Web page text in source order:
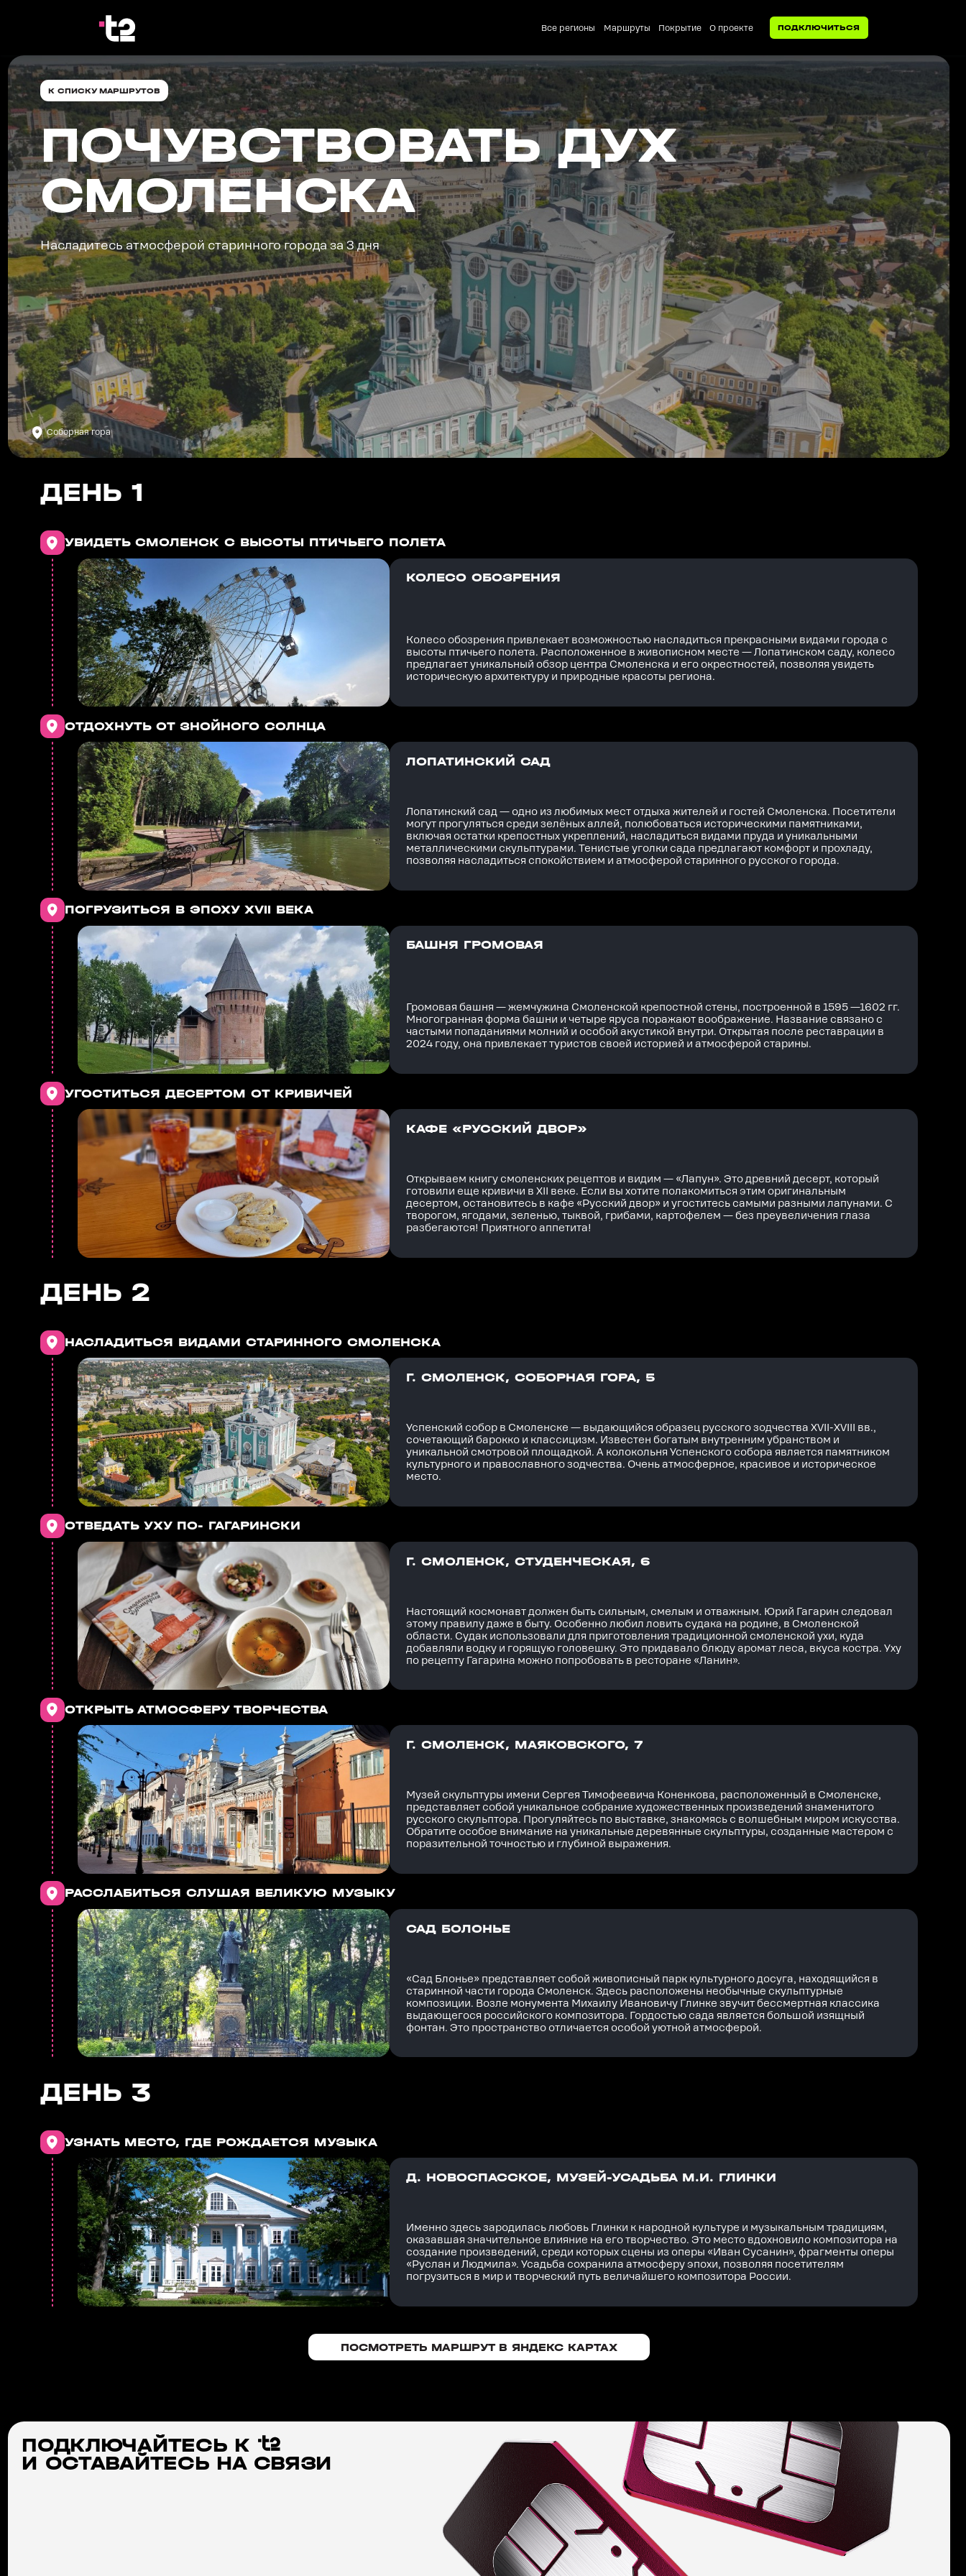
Все регионы Маршруты Покрытие О проекте ПОДКЛЮЧИТЬСЯ
К СПИСКУ МАРШРУТОВ
ПОЧУВСТВОВАТЬ ДУХ
СМОЛЕНСКА
Насладитесь атмосферой старинного города за 3 дня
Соборная гора
ДЕНЬ 1
УВИДЕТЬ СМОЛЕНСК С ВЫСОТЫ ПТИЧЬЕГО ПОЛЕТА
КОЛЕСО ОБОЗРЕНИЯ
Колесо обозрения привлекает возможностью насладиться прекрасными видами города с
высоты птичьего полета. Расположенное в живописном месте — Лопатинском саду, колесо
предлагает уникальный обзор центра Смоленска и его окрестностей, позволяя увидеть
историческую архитектуру и природные красоты региона.
ОТДОХНУТЬ ОТ ЗНОЙНОГО СОЛНЦА
ЛОПАТИНСКИЙ САД
Лопатинский сад — одно из любимых мест отдыха жителей и гостей Смоленска. Посетители
могут прогуляться среди зелёных аллей, полюбоваться историческими памятниками,
включая остатки крепостных укреплений, насладиться видами пруда и уникальными
металлическими скульптурами. Тенистые уголки сада предлагают комфорт и прохладу,
позволяя насладиться спокойствием и атмосферой старинного русского города.
ПОГРУЗИТЬСЯ В ЭПОХУ XVII ВЕКА
БАШНЯ ГРОМОВАЯ
Громовая башня — жемчужина Смоленской крепостной стены, построенной в 1595 —1602 гг.
Многогранная форма башни и четыре яруса поражают воображение. Название связано с
частыми попаданиями молний и особой акустикой внутри. Открытая после реставрации в
2024 году, она привлекает туристов своей историей и атмосферой старины.
УГОСТИТЬСЯ ДЕСЕРТОМ ОТ КРИВИЧЕЙ
КАФЕ «РУССКИЙ ДВОР»
Открываем книгу смоленских рецептов и видим — «Лапун». Это древний десерт, который
готовили еще кривичи в XII веке. Если вы хотите полакомиться этим оригинальным
десертом, остановитесь в кафе «Русский двор» и угоститесь самыми разными лапунами. С
творогом, ягодами, зеленью, тыквой, грибами, картофелем — без преувеличения глаза
разбегаются! Приятного аппетита!
ДЕНЬ 2
НАСЛАДИТЬСЯ ВИДАМИ СТАРИННОГО СМОЛЕНСКА
Г. СМОЛЕНСК, СОБОРНАЯ ГОРА, 5
Успенский собор в Смоленске — выдающийся образец русского зодчества XVII-XVIII вв.,
сочетающий барокко и классицизм. Известен богатым внутренним убранством и
уникальной смотровой площадкой. А колокольня Успенского собора является памятником
культурного и православного зодчества. Очень атмосферное, красивое и историческое
место.
ОТВЕДАТЬ УХУ ПО- ГАГАРИНСКИ
Г. СМОЛЕНСК, СТУДЕНЧЕСКАЯ, 6
Настоящий космонавт должен быть сильным, смелым и отважным. Юрий Гагарин следовал
этому правилу даже в быту. Особенно любил ловить судака на родине, в Смоленской
области. Судак использовали для приготовления традиционной смоленской ухи, куда
добавляли водку и горящую головешку. Это придавало блюду аромат леса, вкуса костра. Уху
по рецепту Гагарина можно попробовать в ресторане «Ланин».
ОТКРЫТЬ АТМОСФЕРУ ТВОРЧЕСТВА
Г. СМОЛЕНСК, МАЯКОВСКОГО, 7
Музей скульптуры имени Сергея Тимофеевича Коненкова, расположенный в Смоленске,
представляет собой уникальное собрание художественных произведений знаменитого
русского скульптора. Прогуляйтесь по выставке, знакомясь с волшебным миром искусства.
Обратите особое внимание на уникальные деревянные скульптуры, созданные мастером с
поразительной точностью и глубиной выражения.
РАССЛАБИТЬСЯ СЛУШАЯ ВЕЛИКУЮ МУЗЫКУ
САД БОЛОНЬЕ
«Сад Блонье» представляет собой живописный парк культурного досуга, находящийся в
старинной части города Смоленск. Здесь расположены необычные скульптурные
композиции. Возле монумента Михаилу Ивановичу Глинке звучит бессмертная классика
выдающегося российского композитора. Гордостью сада является большой изящный
фонтан. Это пространство отличается особой уютной атмосферой.
ДЕНЬ 3
УЗНАТЬ МЕСТО, ГДЕ РОЖДАЕТСЯ МУЗЫКА
Д. НОВОСПАССКОЕ, МУЗЕЙ-УСАДЬБА М.И. ГЛИНКИ
Именно здесь зародилась любовь Глинки к народной культуре и музыкальным традициям,
оказавшая значительное влияние на его творчество. Это место вдохновило композитора на
создание произведений, среди которых сцены из оперы «Иван Сусанин», фрагменты оперы
«Руслан и Людмила». Усадьба сохранила атмосферу эпохи, позволяя посетителям
погрузиться в мир и творческий путь величайшего композитора России.
ПОСМОТРЕТЬ МАРШРУТ В ЯНДЕКС КАРТАХ
ПОДКЛЮЧАЙТЕСЬ К
И ОСТАВАЙТЕСЬ НА СВЯЗИ